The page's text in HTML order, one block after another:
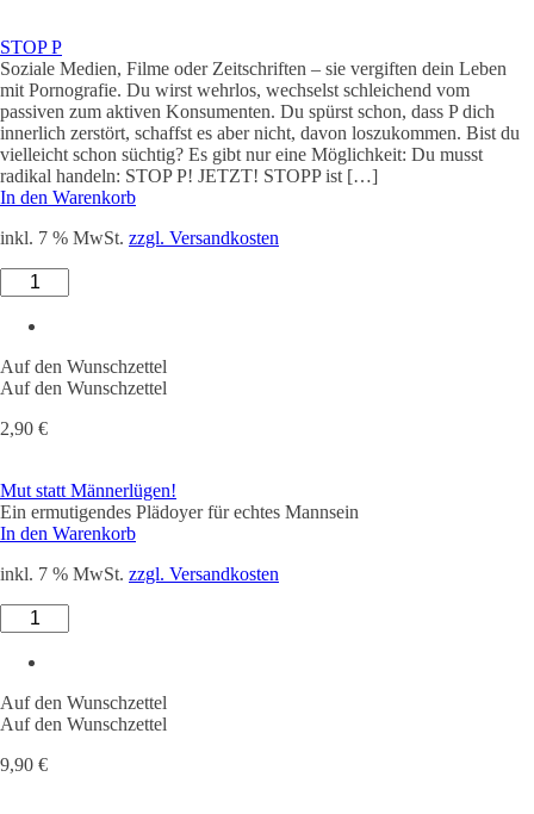
STOP P
Soziale Medien, Filme oder Zeitschriften – sie vergiften dein Leben
mit Pornografie. Du wirst wehrlos, wechselst schleichend vom
passiven zum aktiven Konsumenten. Du spürst schon, dass P dich
innerlich zerstört, schaffst es aber nicht, davon loszukommen. Bist du
vielleicht schon süchtig? Es gibt nur eine Möglichkeit: Du musst
radikal handeln: STOP P! JETZT! STOPP ist […]
In den Warenkorb
inkl. 7 % MwSt. zzgl. Versandkosten
STOP
P
Menge
Auf den Wunschzettel
Auf den Wunschzettel
2,90 €
Mut statt Männerlügen!
Ein ermutigendes Plädoyer für echtes Mannsein
In den Warenkorb
inkl. 7 % MwSt. zzgl. Versandkosten
statt
Männerlügen!
Auf den Wunschzettel
Auf den Wunschzettel
9,90 €